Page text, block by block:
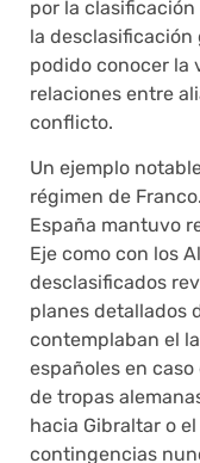
por la
la
podido conocer la
relaciones entre
conflicto.
Un ejemplo
régimen de
España mantuvo
Eje como con los
desclasificados
planes detallados
contemplaban el
españoles en
de tropas
hacia Gibraltar o
contingencias